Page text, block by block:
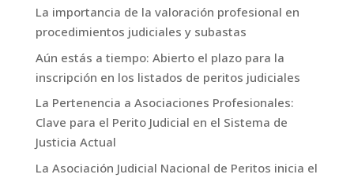
La importancia de la valoración profesional en
procedimientos judiciales y subastas
Aún estás a tiempo: Abierto el plazo para la
inscripción en los listados de peritos judiciales
La Pertenencia a Asociaciones Profesionales:
Clave para el Perito Judicial en el Sistema de
Justicia Actual
La Asociación Judicial Nacional de Peritos inicia el